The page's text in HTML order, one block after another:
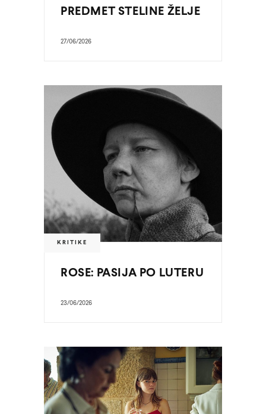
PREDMET STELINE ŽELJE
27/06/2026
KRITIKE
ROSE: PASIJA PO LUTERU
23/06/2026